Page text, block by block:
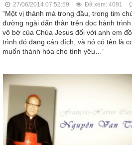
27/06/2014 07:52:59 Đã xem: 4091
“Một vị thánh mà trong đầu, trong tim
đường ngài dấn thân trên dọc hành
vô bờ của Chúa Jesus đối với anh em
trình đó đang cán đích, và nó có tên là
muốn thánh hóa cho tình yêu…”